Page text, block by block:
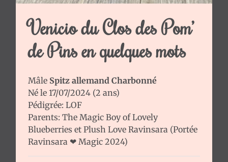
Venicio du Clos des Pom’
de Pins en quelques mots
Mâle Spitz allemand Charbonné
Né le 17/07/2024 (2 ans)
Pédigrée: LOF
Parents: The Magic Boy of Lovely
Blueberries et Plush Love Ravinsara (Portée
Ravinsara ❤ Magic 2024)